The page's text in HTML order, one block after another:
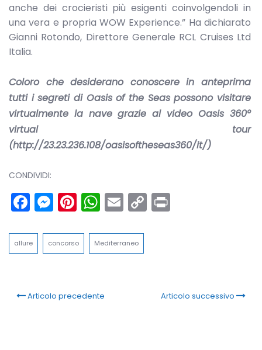
anche dei crocieristi più esigenti coinvolgendoli in
una vera e propria WOW Experience.” Ha dichiarato
Gianni Rotondo, Direttore Generale RCL Cruises Ltd
Italia.
Coloro che desiderano conoscere in anteprima
tutti i segreti di Oasis of the Seas possono visitare
virtualmente la nave grazie al video Oasis 360°
virtual tour
(http://23.23.236.108/oasisoftheseas360/it/)
CONDIVIDI:
Facebook
Messenger
Pinterest
WhatsApp
Email
Copy
allure concorso Mediterraneo
Articolo precedente Articolo successivo